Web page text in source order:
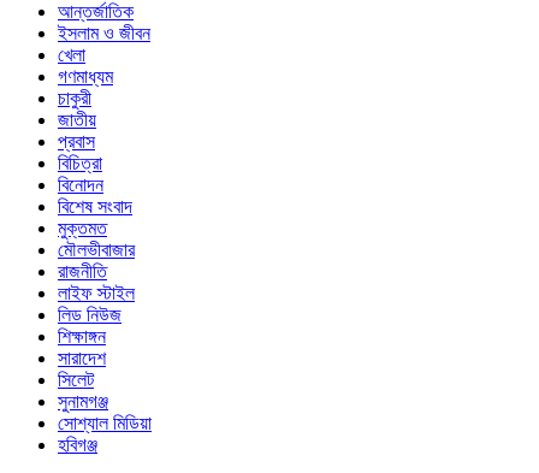
আন্তর্জাতিক
ইসলাম ও জীবন
খেলা
গণমাধ্যম
চাকুরী
জাতীয়
প্রবাস
বিচিত্রা
বিনোদন
বিশেষ সংবাদ
মুক্তমত
মৌলভীবাজার
রাজনীতি
লাইফ স্টাইল
লিড নিউজ
শিক্ষাঙ্গন
সারাদেশ
সিলেট
সুনামগঞ্জ
সোশ্যাল মিডিয়া
হবিগঞ্জ